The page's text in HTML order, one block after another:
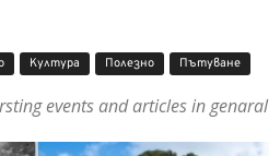
Култура Полезно Пътуване
events and articles in genaral